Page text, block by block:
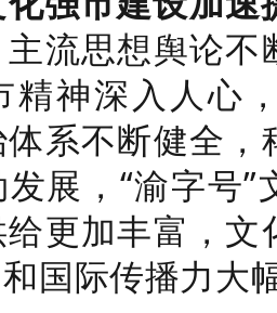
流思想舆论
精神深入人心
系不断健全
展，“渝字号
更加丰富，
国际传播力大